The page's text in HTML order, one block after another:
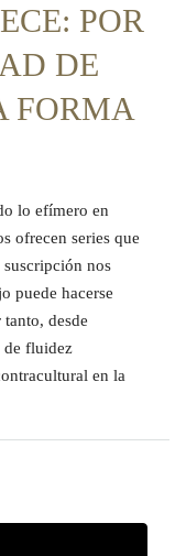
POR
DE
FORMA
lo efímero en
ofrecen series que
suscripción nos
puede hacerse
desde
de fluidez
en la